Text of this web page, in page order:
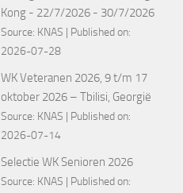
Kong - 22/7/2026 - 30/7/2026
Source: KNAS
Published on:
2026-07-28
WK Veteranen 2026, 9 t/m 17
oktober 2026 – Tbilisi, Georgië
Source: KNAS
Published on:
2026-07-14
Selectie WK Senioren 2026
Source: KNAS
Published on: